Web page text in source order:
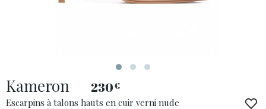
ESPAÑOL
PAYS: ROMÂNIA
Kameron 230€
Escarpins à talons hauts en cuir verni nude